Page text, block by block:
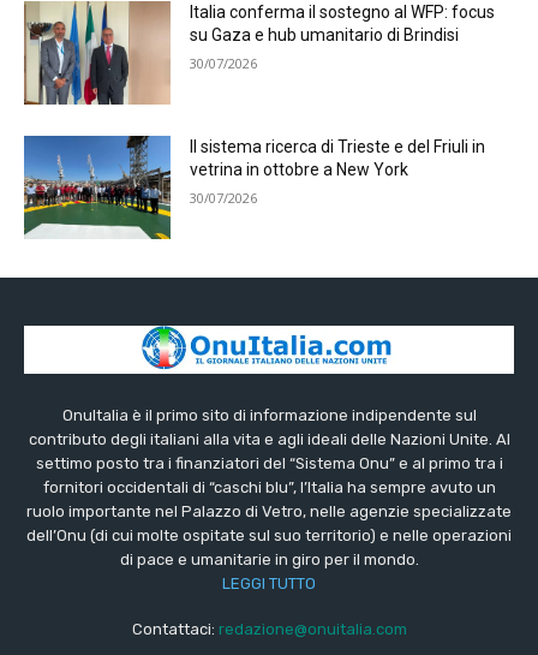
Italia conferma il sostegno al WFP: focus
su Gaza e hub umanitario di Brindisi
30/07/2026
Il sistema ricerca di Trieste e del Friuli in
vetrina in ottobre a New York
30/07/2026
OnuItalia è il primo sito di informazione indipendente sul
contributo degli italiani alla vita e agli ideali delle Nazioni Unite. Al
settimo posto tra i finanziatori del “Sistema Onu” e al primo tra i
fornitori occidentali di “caschi blu”, l’Italia ha sempre avuto un
ruolo importante nel Palazzo di Vetro, nelle agenzie specializzate
dell’Onu (di cui molte ospitate sul suo territorio) e nelle operazioni
di pace e umanitarie in giro per il mondo.
LEGGI TUTTO
Contattaci: redazione@onuitalia.com